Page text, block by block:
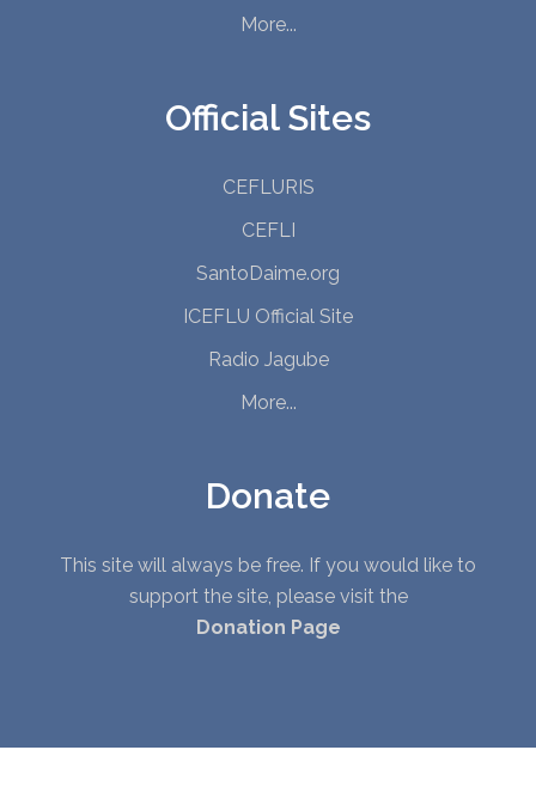
More...
Official Sites
CEFLURIS
CEFLI
SantoDaime.org
ICEFLU Official Site
Radio Jagube
More...
Donate
This site will always be free. If you would like to
support the site, please visit the
Donation Page